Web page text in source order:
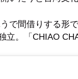
で間借りする形
立。「CHIAO